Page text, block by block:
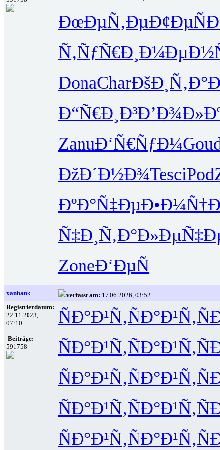
ÐœÐµÑ‚Ðµ
Ñ‚ÑƒÑ€Ð¸
DonaCharÐšÐ¸Ñ‚Ð°
Ð“Ñ€Ð¸Ð³
ZanuÐ‘Ñ€ÑƒÐ¼
ÐžÐ´Ð½Ð¾TesciPod
ÐºÐ°Ñ‡Ðµ
Ñ‡Ð¸Ñ‚Ð°
ZoneÐ‘ÐµÑ
xanbank verfasst am: 17.06.2026, 03:52
Registrierdatum:
22.11.2023,
07:10
Beiträge:
591758
ÑÐ°Ð¹Ñ‚ÑÐ°Ð¹Ñ‚
ÑÐ°Ð¹Ñ‚ÑÐ°Ð¹Ñ‚
ÑÐ°Ð¹Ñ‚ÑÐ°Ð¹Ñ‚
ÑÐ°Ð¹Ñ‚ÑÐ°Ð¹Ñ‚
ÑÐ°Ð¹Ñ‚ÑÐ°Ð¹Ñ‚